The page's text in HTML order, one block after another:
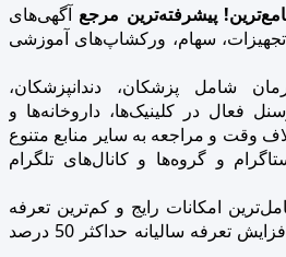
پیشرفته‌ترین مرجع آگهی‌های
تجهیزات، سهام، ورکشاپ‌های آموزشی
شامل پزشکان، دندانپزشکان،
فعال در کلینیک‌ها، داروخانه‌ها و
وقت و مراجعه به سایر منابع متنوع
و گروه‌ها و کانال‌های تلگرام
امکانات رایج و کم‌ترین تعرفه
بازار فراهم است و سقف افزایش تعرفه سالیانه حداکثر 50 درصد